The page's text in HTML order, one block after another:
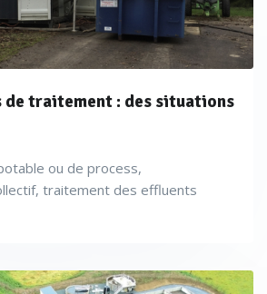
de traitement : des situations
ou de process,
traitement des effluents